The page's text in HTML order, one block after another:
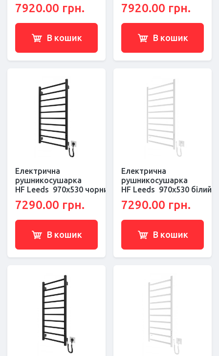
7920.00 грн.
В кошик
7920.00 грн.
В кошик
Електрична
рушникосушарка
HF Leeds 970x530 чорний мат
7290.00 грн.
В кошик
Електрична
рушникосушарка
HF Leeds 970x530 білий
7290.00 грн.
В кошик